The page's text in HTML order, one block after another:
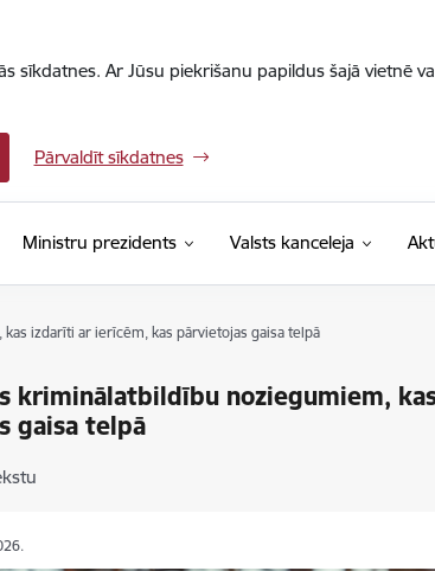
sīkdatnes. Ar Jūsu piekrišanu papildus šajā vietnē
Pārvaldīt sīkdatnes
Ministru prezidents Valsts kanceleja
izdarīti ar ierīcēm, kas pārvietojas gaisa telpā
kriminālatbildību noziegumiem,
gaisa telpā